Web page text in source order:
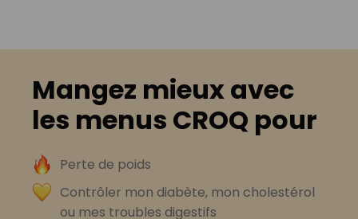
Mangez mieux avec
les menus CROQ pour
Perte de poids
Contrôler mon diabète, mon cholestérol
ou mes troubles digestifs